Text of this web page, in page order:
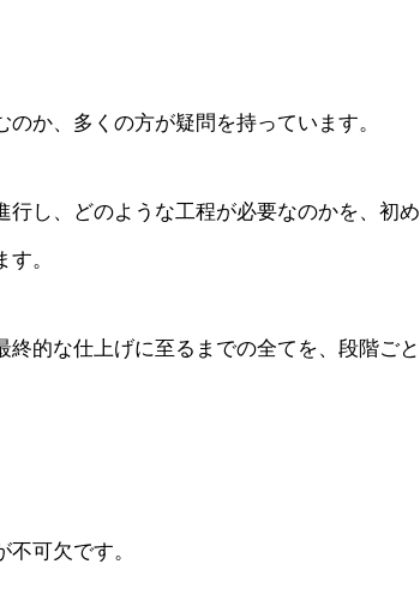
か、多くの方が疑問を持っています。
し、どのような工程が必要なのかを、初め
。
的な仕上げに至るまでの全てを、段階ごと
可欠です。